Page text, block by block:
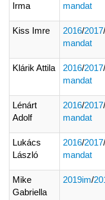
Irma
mandat
Kiss Imre 2016/2017/
mandat
Klárik Attila 2016/2017/
mandat
Lénárt
Adolf
2016/2017/
mandat
Lukács
László
2016/2017/
mandat
Mike
Gabriella
2019im/